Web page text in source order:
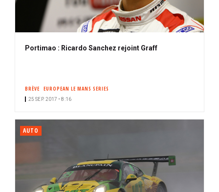
Portimao : Ricardo Sanchez rejoint Graff
BRÈVE EUROPEAN LE MANS SERIES
25 SEP. 2017 • 8:16
AUTO